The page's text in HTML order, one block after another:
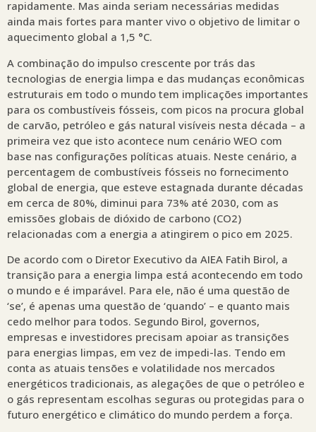
rapidamente. Mas ainda seriam necessárias medidas
ainda mais fortes para manter vivo o objetivo de limitar o
aquecimento global a 1,5 °C.
A combinação do impulso crescente por trás das
tecnologias de energia limpa e das mudanças econômicas
estruturais em todo o mundo tem implicações importantes
para os combustíveis fósseis, com picos na procura global
de carvão, petróleo e gás natural visíveis nesta década – a
primeira vez que isto acontece num cenário WEO com
base nas configurações políticas atuais. Neste cenário, a
percentagem de combustíveis fósseis no fornecimento
global de energia, que esteve estagnada durante décadas
em cerca de 80%, diminui para 73% até 2030, com as
emissões globais de dióxido de carbono (CO2)
relacionadas com a energia a atingirem o pico em 2025.
De acordo com o Diretor Executivo da AIEA Fatih Birol, a
transição para a energia limpa está acontecendo em todo
o mundo e é imparável. Para ele, não é uma questão de
‘se’, é apenas uma questão de ‘quando’ – e quanto mais
cedo melhor para todos. Segundo Birol, governos,
empresas e investidores precisam apoiar as transições
para energias limpas, em vez de impedi-las. Tendo em
conta as atuais tensões e volatilidade nos mercados
energéticos tradicionais, as alegações de que o petróleo e
o gás representam escolhas seguras ou protegidas para o
futuro energético e climático do mundo perdem a força.